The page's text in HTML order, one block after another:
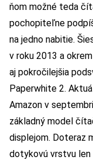
ňom možné teda
pochopiteľne
na jedno nabitie.
v roku 2013 a
aj pokročilejšia
Paperwhite 2.
Amazon v
základný model
displejom. Doteraz
dotykovú vrstvu len